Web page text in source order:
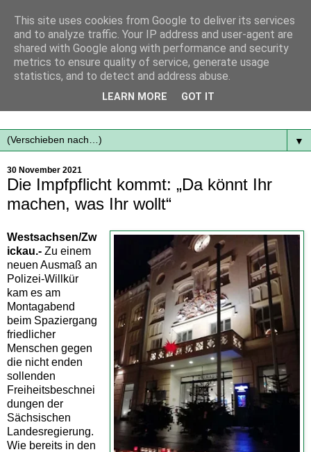
Mit frischen Themen aus der Region immer auf dem
▼
30 November 2021
Die Impfpflicht kommt: „Da könnt Ihr
machen, was Ihr wollt“
Westsachsen/Zw
ickau.- Zu einem
neuen Ausmaß an
Polizei-Willkür
kam es am
Montagabend
beim Spaziergang
friedlicher
Menschen gegen
die nicht enden
sollenden
Freiheitsbeschnei
dungen der
Sächsischen
Landesregierung.
Wie bereits in den
This site uses cookies from Google to deliver its services
and to analyze traffic. Your IP address and user-agent are
shared with Google along with performance and security
metrics to ensure quality of service, generate usage
statistics, and to detect and address abuse.
LEARN MORE GOT IT